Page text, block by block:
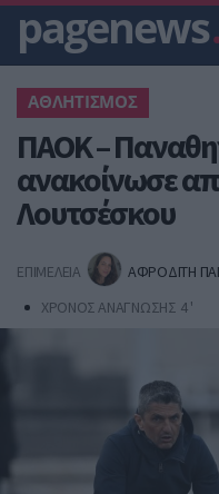
pagenews
ΑΘΛΗΤΙΣΜΟΣ
ΠΑΟΚ –
ανακοίνωσε
Λουτσέσκου
ΕΠΙΜΕΛΕΙΑ ΑΦΡΟΔΙΤΗ
ΧΡΟΝΟΣ ΑΝΑΓΝΩΣΗΣ 4 '